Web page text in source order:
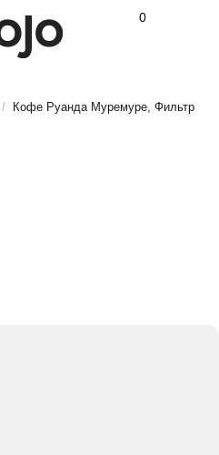
/ Кофе Руанда Муремуре, Фильтр